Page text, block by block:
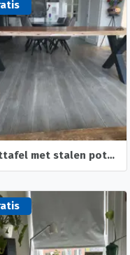
Eettafel met stalen poten